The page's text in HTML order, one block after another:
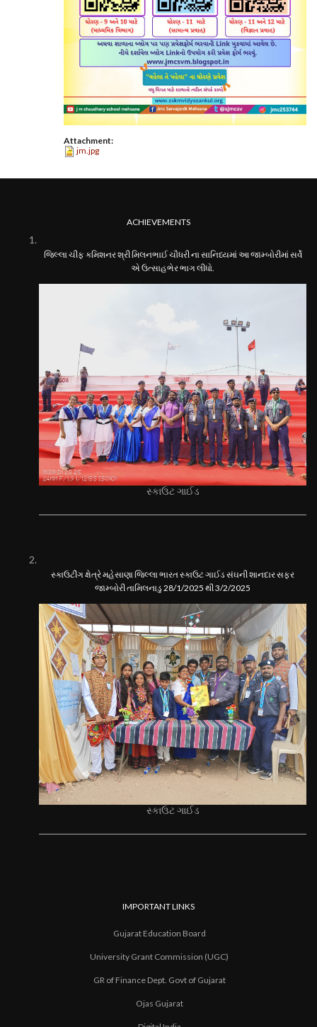
Attachment:
jm.jpg
ACHIEVEMENTS
જિલ્લા ચીફ કમિશનર શ્રી મિલનભાઈ ચૌધરી ના સાનિધ્યમાં આ જામ્બોરીમાં સર્વે
એ ઉત્સાહભેર ભાગ લીધો.
સ્કાઉટ ગાઈડ
સ્કાઉટીંગ ક્ષેત્રે મહેસાણા જિલ્લા ભારત સ્કાઉટ ગાઈડ સંઘની શાનદાર સફર
જામ્બોરી તામિલનાડુ 28/1/2025 થી 3/2/2025
સ્કાઉટ ગાઈડ
IMPORTANT LINKS
Gujarat Education Board
University Grant Commission (UGC)
GR of Finance Dept. Govt of Gujarat
Ojas Gujarat